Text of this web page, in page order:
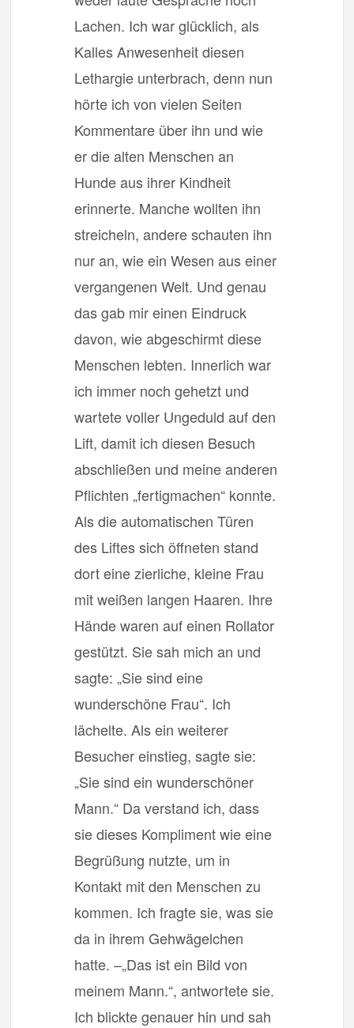
Lachen. Ich war glücklich, als
Kalles Anwesenheit diesen
Lethargie unterbrach, denn nun
hörte ich von vielen Seiten
Kommentare über ihn und wie
er die alten Menschen an
Hunde aus ihrer Kindheit
erinnerte. Manche wollten ihn
streicheln, andere schauten ihn
nur an, wie ein Wesen aus einer
vergangenen Welt. Und genau
das gab mir einen Eindruck
davon, wie abgeschirmt diese
Menschen lebten. Innerlich war
ich immer noch gehetzt und
wartete voller Ungeduld auf den
Lift, damit ich diesen Besuch
abschließen und meine anderen
Pflichten „fertigmachen“ konnte.
Als die automatischen Türen
des Liftes sich öffneten stand
dort eine zierliche, kleine Frau
mit weißen langen Haaren. Ihre
Hände waren auf einen Rollator
gestützt. Sie sah mich an und
sagte: „Sie sind eine
wunderschöne Frau“. Ich
lächelte. Als ein weiterer
Besucher einstieg, sagte sie:
„Sie sind ein wunderschöner
Mann.“ Da verstand ich, dass
sie dieses Kompliment wie eine
Begrüßung nutzte, um in
Kontakt mit den Menschen zu
kommen. Ich fragte sie, was sie
da in ihrem Gehwägelchen
hatte. –„Das ist ein Bild von
meinem Mann.“, antwortete sie.
Ich blickte genauer hin und sah